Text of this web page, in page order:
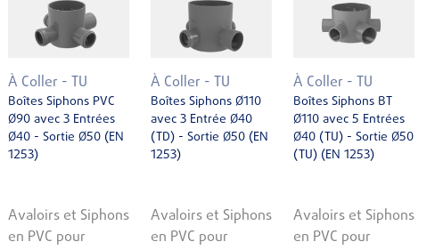
À Coller - TU
Boîtes Siphons PVC
Ø90 avec 3 Entrées
Ø40 - Sortie Ø50 (EN
1253)
Avaloirs et Siphons
en PVC pour
À Coller - TU
Boîtes Siphons Ø110
avec 3 Entrée Ø40
(TD) - Sortie Ø50 (EN
1253)
Avaloirs et Siphons
en PVC pour
À Coller - TU
Boîtes Siphons BT
Ø110 avec 5 Entrées
Ø40 (TU) - Sortie Ø50
(TU) (EN 1253)
Avaloirs et Siphons
en PVC pour